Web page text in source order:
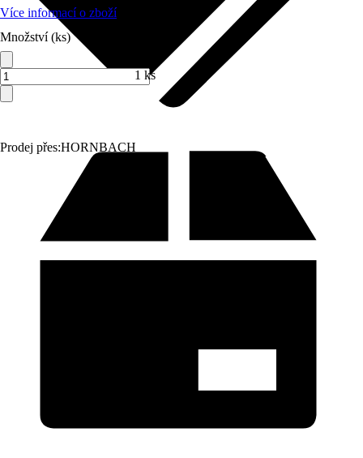
Prodej přes:HORNBACH
Více informací o zboží
Množství (ks)
1 ks